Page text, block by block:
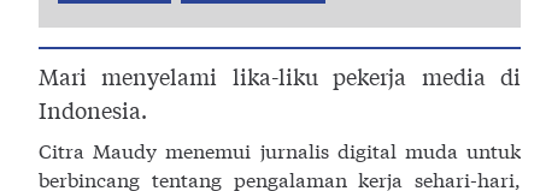
Mari menyelami lika-liku pekerja media di
Indonesia.
Citra Maudy menemui jurnalis digital muda untuk
berbincang tentang pengalaman kerja sehari-hari,